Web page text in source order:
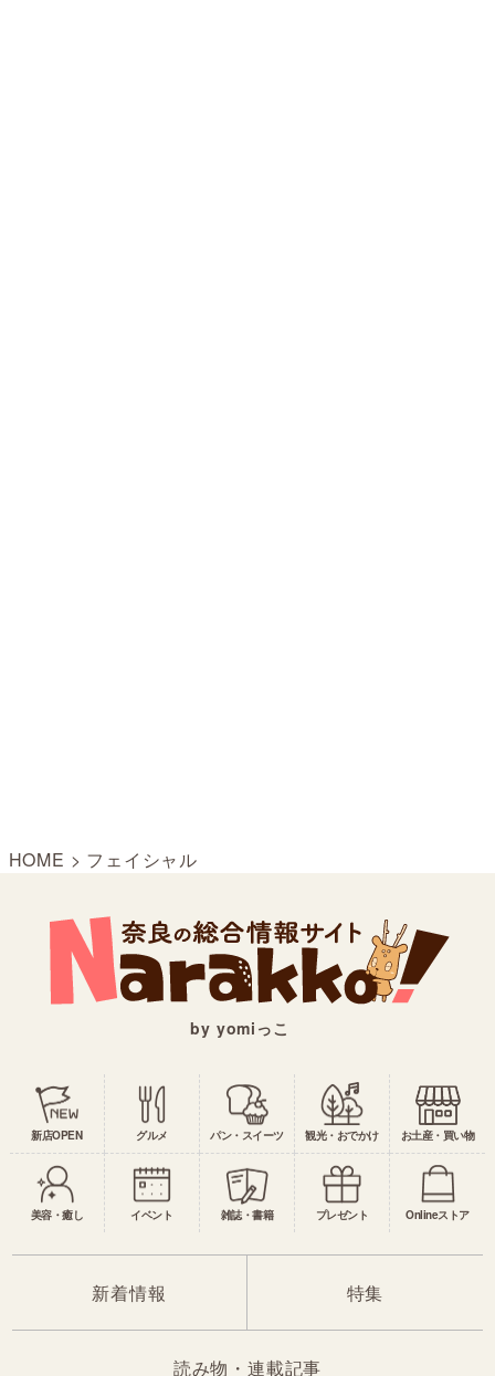
HOME > フェイシャル
by yomiっこ
新店OPEN グルメ パン・スイーツ 観光・おでかけ お土産・買い物
美容・癒し イベント 雑誌・書籍 プレゼント Onlineストア
新着情報 特集
読み物・連載記事